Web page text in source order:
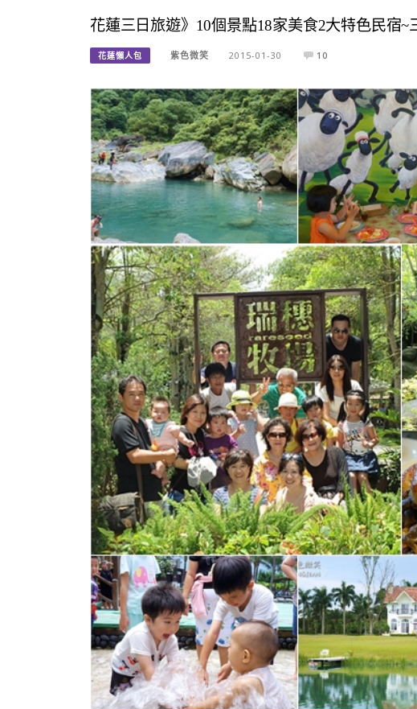
花蓮三日旅遊》10個景點18家美食2大特色民宿
花蓮懶人包 紫色微笑 2015-01-30 10